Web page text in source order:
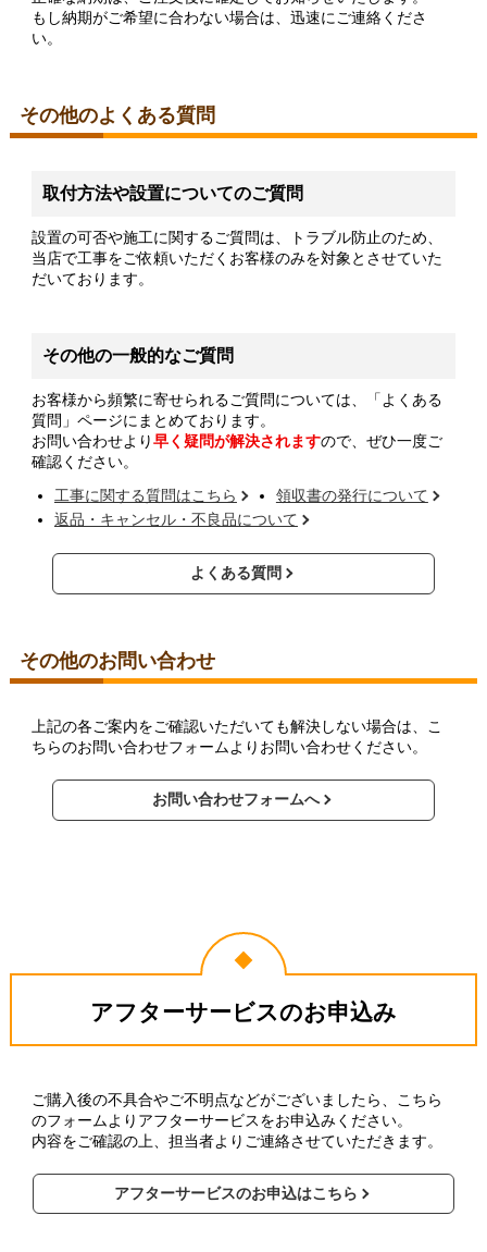
もし納期がご希望に合わない場合は、迅速にご連絡くださ
い。
その他のよくある質問
取付方法や設置についてのご質問
設置の可否や施工に関するご質問は、トラブル防止のため、
当店で工事をご依頼いただくお客様のみを対象とさせていた
だいております。
その他の一般的なご質問
お客様から頻繁に寄せられるご質問については、「よくある
質問」ページにまとめております。
お問い合わせより早く疑問が解決されますので、ぜひ一度ご
確認ください。
工事に関する質問はこちら
領収書の発行について
返品・キャンセル・不良品について
よくある質問
その他のお問い合わせ
上記の各ご案内をご確認いただいても解決しない場合は、こ
ちらのお問い合わせフォームよりお問い合わせください。
お問い合わせフォームへ
アフターサービスのお申込み
ご購入後の不具合やご不明点などがございましたら、こちら
のフォームよりアフターサービスをお申込みください。
内容をご確認の上、担当者よりご連絡させていただきます。
アフターサービスのお申込はこちら